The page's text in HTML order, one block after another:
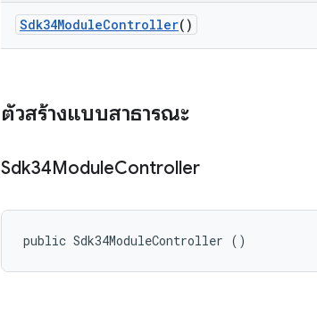
Sdk34ModuleController()
ตัวสร้างแบบสาธารณะ
Sdk34ModuleController
public Sdk34ModuleController ()